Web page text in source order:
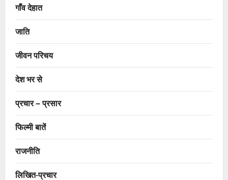
गाँव देहात
जाति
जीवन परिचय
देश भर से
प्रचार – प्रसार
फिल्मी बातें
राजनीति
लिखित-प्रचार